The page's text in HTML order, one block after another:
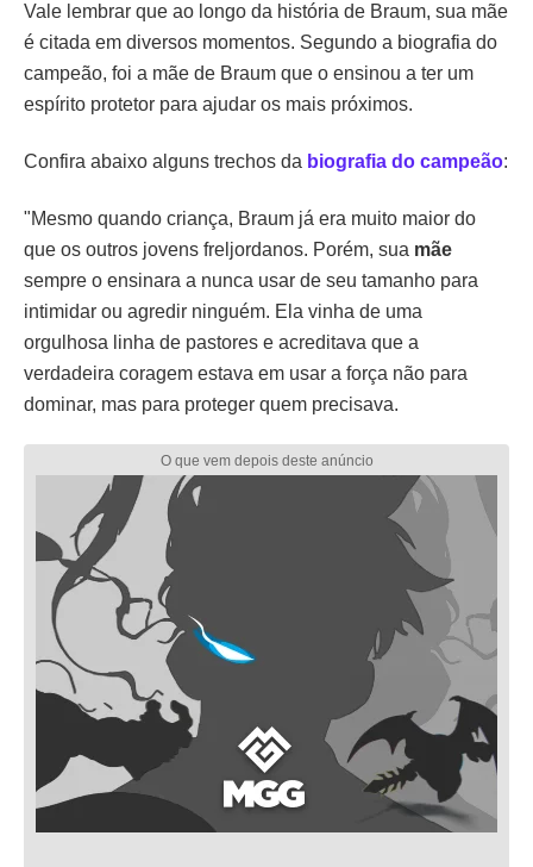
Vale lembrar que ao longo da história de Braum, sua mãe
é citada em diversos momentos. Segundo a biografia do
campeão, foi a mãe de Braum que o ensinou a ter um
espírito protetor para ajudar os mais próximos.
Confira abaixo alguns trechos da biografia do campeão:
"Mesmo quando criança, Braum já era muito maior do
que os outros jovens freljordanos. Porém, sua mãe
sempre o ensinara a nunca usar de seu tamanho para
intimidar ou agredir ninguém. Ela vinha de uma
orgulhosa linha de pastores e acreditava que a
verdadeira coragem estava em usar a força não para
dominar, mas para proteger quem precisava.